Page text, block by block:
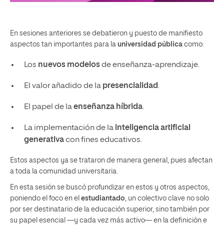
En sesiones anteriores se debatieron y puesto de manifiesto
aspectos tan importantes para la universidad pública como:
Los nuevos modelosde enseñanza-aprendizaje.
El valor añadido de la presencialidad.
El papel de laenseñanza híbrida.
La implementación de la inteligencia artificial
generativacon fines educativos.
Estos aspectos ya se trataron de manera general, pues afectan
a toda la comunidad universitaria.
En esta sesión se buscó profundizar en estos y otros aspectos,
poniendo el foco en el estudiantado , un colectivo clave no solo
por ser destinatario de la educación superior, sino también por
su papel esencial —y cada vez más activo— en la definición e